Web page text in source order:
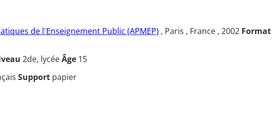
de l'Enseignement Public (APMEP) , Paris , France , 2002 Format
2de, lycéeÂge 15
Support papier